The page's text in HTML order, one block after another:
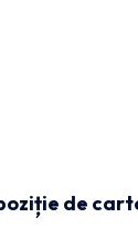
de